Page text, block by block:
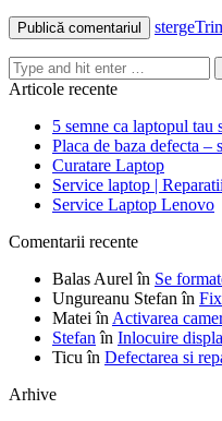
sterge
Articole recente
5 semne ca laptopul tau
Placa de baza defecta –
Curatare Laptop
Service laptop |
Service Laptop Lenovo
Comentarii recente
Balas Aurel în Se
Ungureanu Stefan în
Matei în Activarea
Stefan în Inlocuire
Ticu în Defectarea si
Arhive